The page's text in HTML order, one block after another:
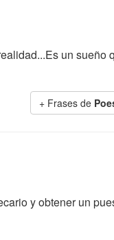
un sueño
+ Frases de
y obtener un